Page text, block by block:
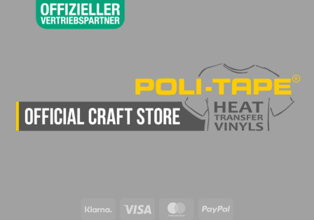
Klarna Visa MasterCardPayPal